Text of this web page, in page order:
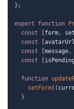
} ;
export function
const
form,
const
avatarUrl
const
message,
const
isPending
function
setForm( (
}